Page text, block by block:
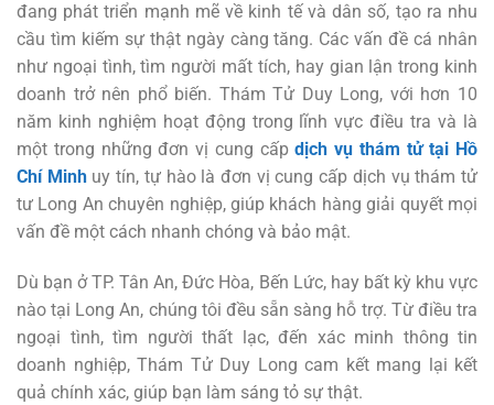
đang phát triển mạnh mẽ về kinh tế và dân số, tạo ra nhu
cầu tìm kiếm sự thật ngày càng tăng. Các vấn đề cá nhân
như ngoại tình, tìm người mất tích, hay gian lận trong kinh
doanh trở nên phổ biến. Thám Tử Duy Long, với hơn 10
năm kinh nghiệm hoạt động trong lĩnh vực điều tra và là
một trong những đơn vị cung cấpdịch vụ thám tử tại Hồ
Chí Minhuy tín, tự hào là đơn vị cung cấp dịch vụ thám tử
tư Long An chuyên nghiệp, giúp khách hàng giải quyết mọi
vấn đề một cách nhanh chóng và bảo mật.
Dù bạn ở TP. Tân An, Đức Hòa, Bến Lức, hay bất kỳ khu vực
nào tại Long An, chúng tôi đều sẵn sàng hỗ trợ. Từ điều tra
ngoại tình, tìm người thất lạc, đến xác minh thông tin
doanh nghiệp, Thám Tử Duy Long cam kết mang lại kết
quả chính xác, giúp bạn làm sáng tỏ sự thật.